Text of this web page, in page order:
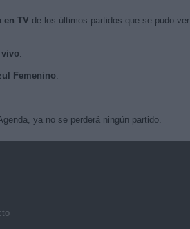
en TV de los últimos partidos que se pudo ver
.
Femenino.
ya no se perderá ningún partido.